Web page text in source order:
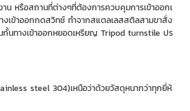
น หรือสถานที่ต่างๆที่ต้องการควบคุมการเข้าออกเ
เข้าออกกดสวิทช์ ทำจากสแตลเลสสติลสามขาสั่ง
กั้นทางเข้าออกหยอดเหรียญ Tripod turnstile ปร
steel 304)เหนือว่าด้วยวัสดุหนากว่าทุกยี่ห้